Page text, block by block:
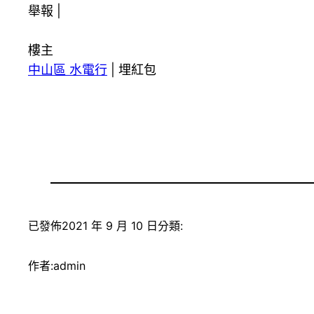
舉報 |
樓主
中山區 水電行
埋紅包
已發佈2021 年 9 月 10 日 分類:
作者:admin